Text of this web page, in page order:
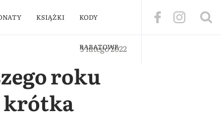
KSIĄŻKI KODY
RABATOWE
3 lutego 2022
roku
krótka